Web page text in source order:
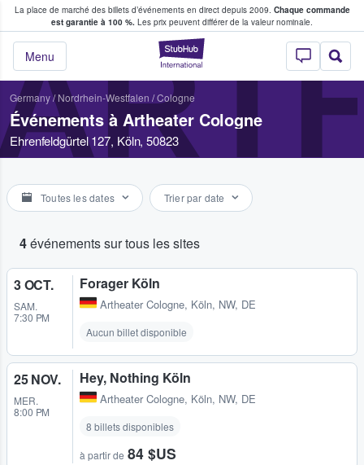
La place de marché des billets d’événements en direct depuis 2009. Chaque commande
est garantie à 100 %. Les prix peuvent différer de la valeur nominale.
StubHub - Où
Menu
fans achètent et vendent des billets
Germany/ Nordrhein-Westfalen /Cologne
Événements à Artheater Cologne
Ehrenfeldgürtel 127, Köln, 50823
Toutes les dates Trier par date
4événements sur tous les sites
3 OCT.
SAM.
7:30 PM
Forager Köln
Artheater Cologne, Köln, NW, DE
Aucun billet disponible
25 NOV.
MER.
8:00 PM
Hey, Nothing Köln
Artheater Cologne, Köln, NW, DE
8 billets disponibles
à partir de 84 $US